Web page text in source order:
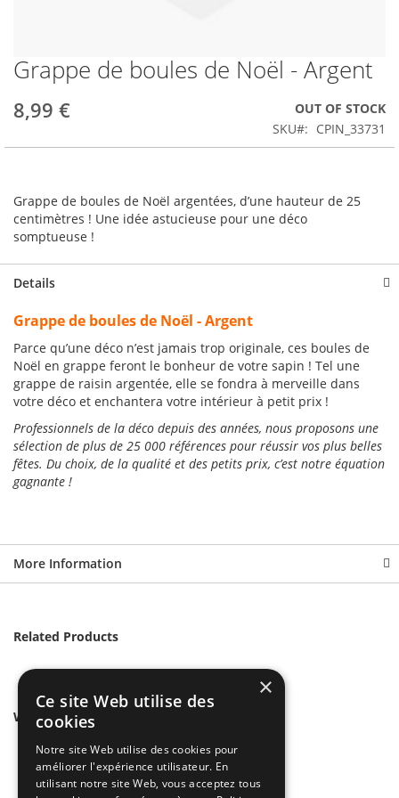
Skip
to
the
beginning
Grappe de boules de Noël - Argent
8,99 €
OUT OF STOCK
SKU
CPIN_33731
Grappe de boules de Noël argentées, d’une hauteur de 25
centimètres ! Une idée astucieuse pour une déco
somptueuse !
Details
Grappe de boules de Noël - Argent
Parce qu’une déco n’est jamais trop originale, ces boules de
Noël en grappe feront le bonheur de votre sapin ! Tel une
grappe de raisin argentée, elle se fondra à merveille dans
votre déco et enchantera votre intérieur à petit prix !
Professionnels de la déco depuis des années, nous proposons une
sélection de plus de 25 000 références pour réussir vos plus belles
fêtes. Du choix, de la qualité et des petits prix, c’est notre équation
gagnante !
More Information
Related Products
We found other products you might like!
×
Ce site Web utilise des
cookies
Notre site Web utilise des cookies pour
améliorer l'expérience utilisateur. En
utilisant notre site Web, vous acceptez tous